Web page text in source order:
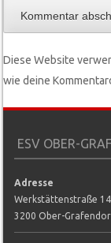
Diese Website
wie deine
ESV OBER-
Adresse
Werkstättenstraße 14
3200 Ober-